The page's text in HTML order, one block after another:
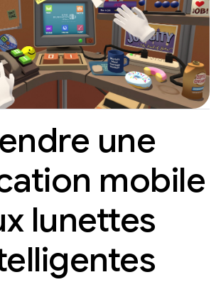
une
mobile
lunettes